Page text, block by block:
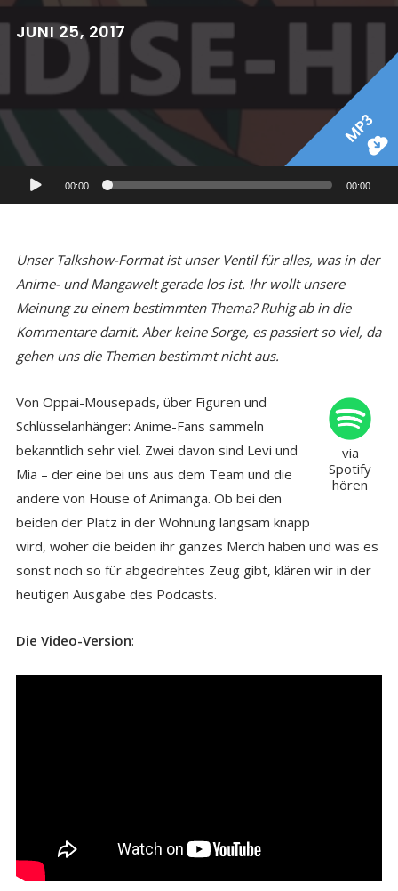
JUNI 25, 2017
MP3
Audio-
Player
00:00 00:00
Unser Talkshow-Format ist unser Ventil für alles, was in der
Anime- und Mangawelt gerade los ist. Ihr wollt unsere
Meinung zu einem bestimmten Thema? Ruhig ab in die
Kommentare damit. Aber keine Sorge, es passiert so viel, da
gehen uns die Themen bestimmt nicht aus.
via
Spotify
hören
Von Oppai-Mousepads, über Figuren und
Schlüsselanhänger: Anime-Fans sammeln
bekanntlich sehr viel. Zwei davon sind Levi und
Mia – der eine bei uns aus dem Team und die
andere von House of Animanga. Ob bei den
beiden der Platz in der Wohnung langsam knapp
wird, woher die beiden ihr ganzes Merch haben und was es
sonst noch so für abgedrehtes Zeug gibt, klären wir in der
heutigen Ausgabe des Podcasts.
Die Video-Version: